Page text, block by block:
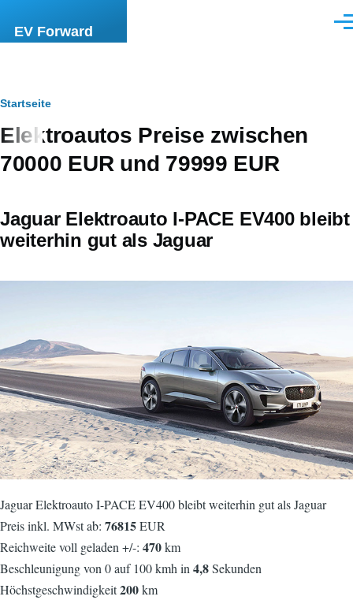
EV Forward
Pfadnavigation
Startseite
Elektroautos Preise zwischen
70000 EUR und 79999 EUR
Jaguar Elektroauto I-PACE EV400 bleibt
weiterhin gut als Jaguar
Jaguar Elektroauto I-PACE EV400 bleibt weiterhin gut als Jaguar
Preis inkl. MWst ab: 76815EUR
Reichweite voll geladen +/-: 470km
Beschleunigung von 0 auf 100 kmh in 4,8Sekunden
Höchstgeschwindigkeit200km